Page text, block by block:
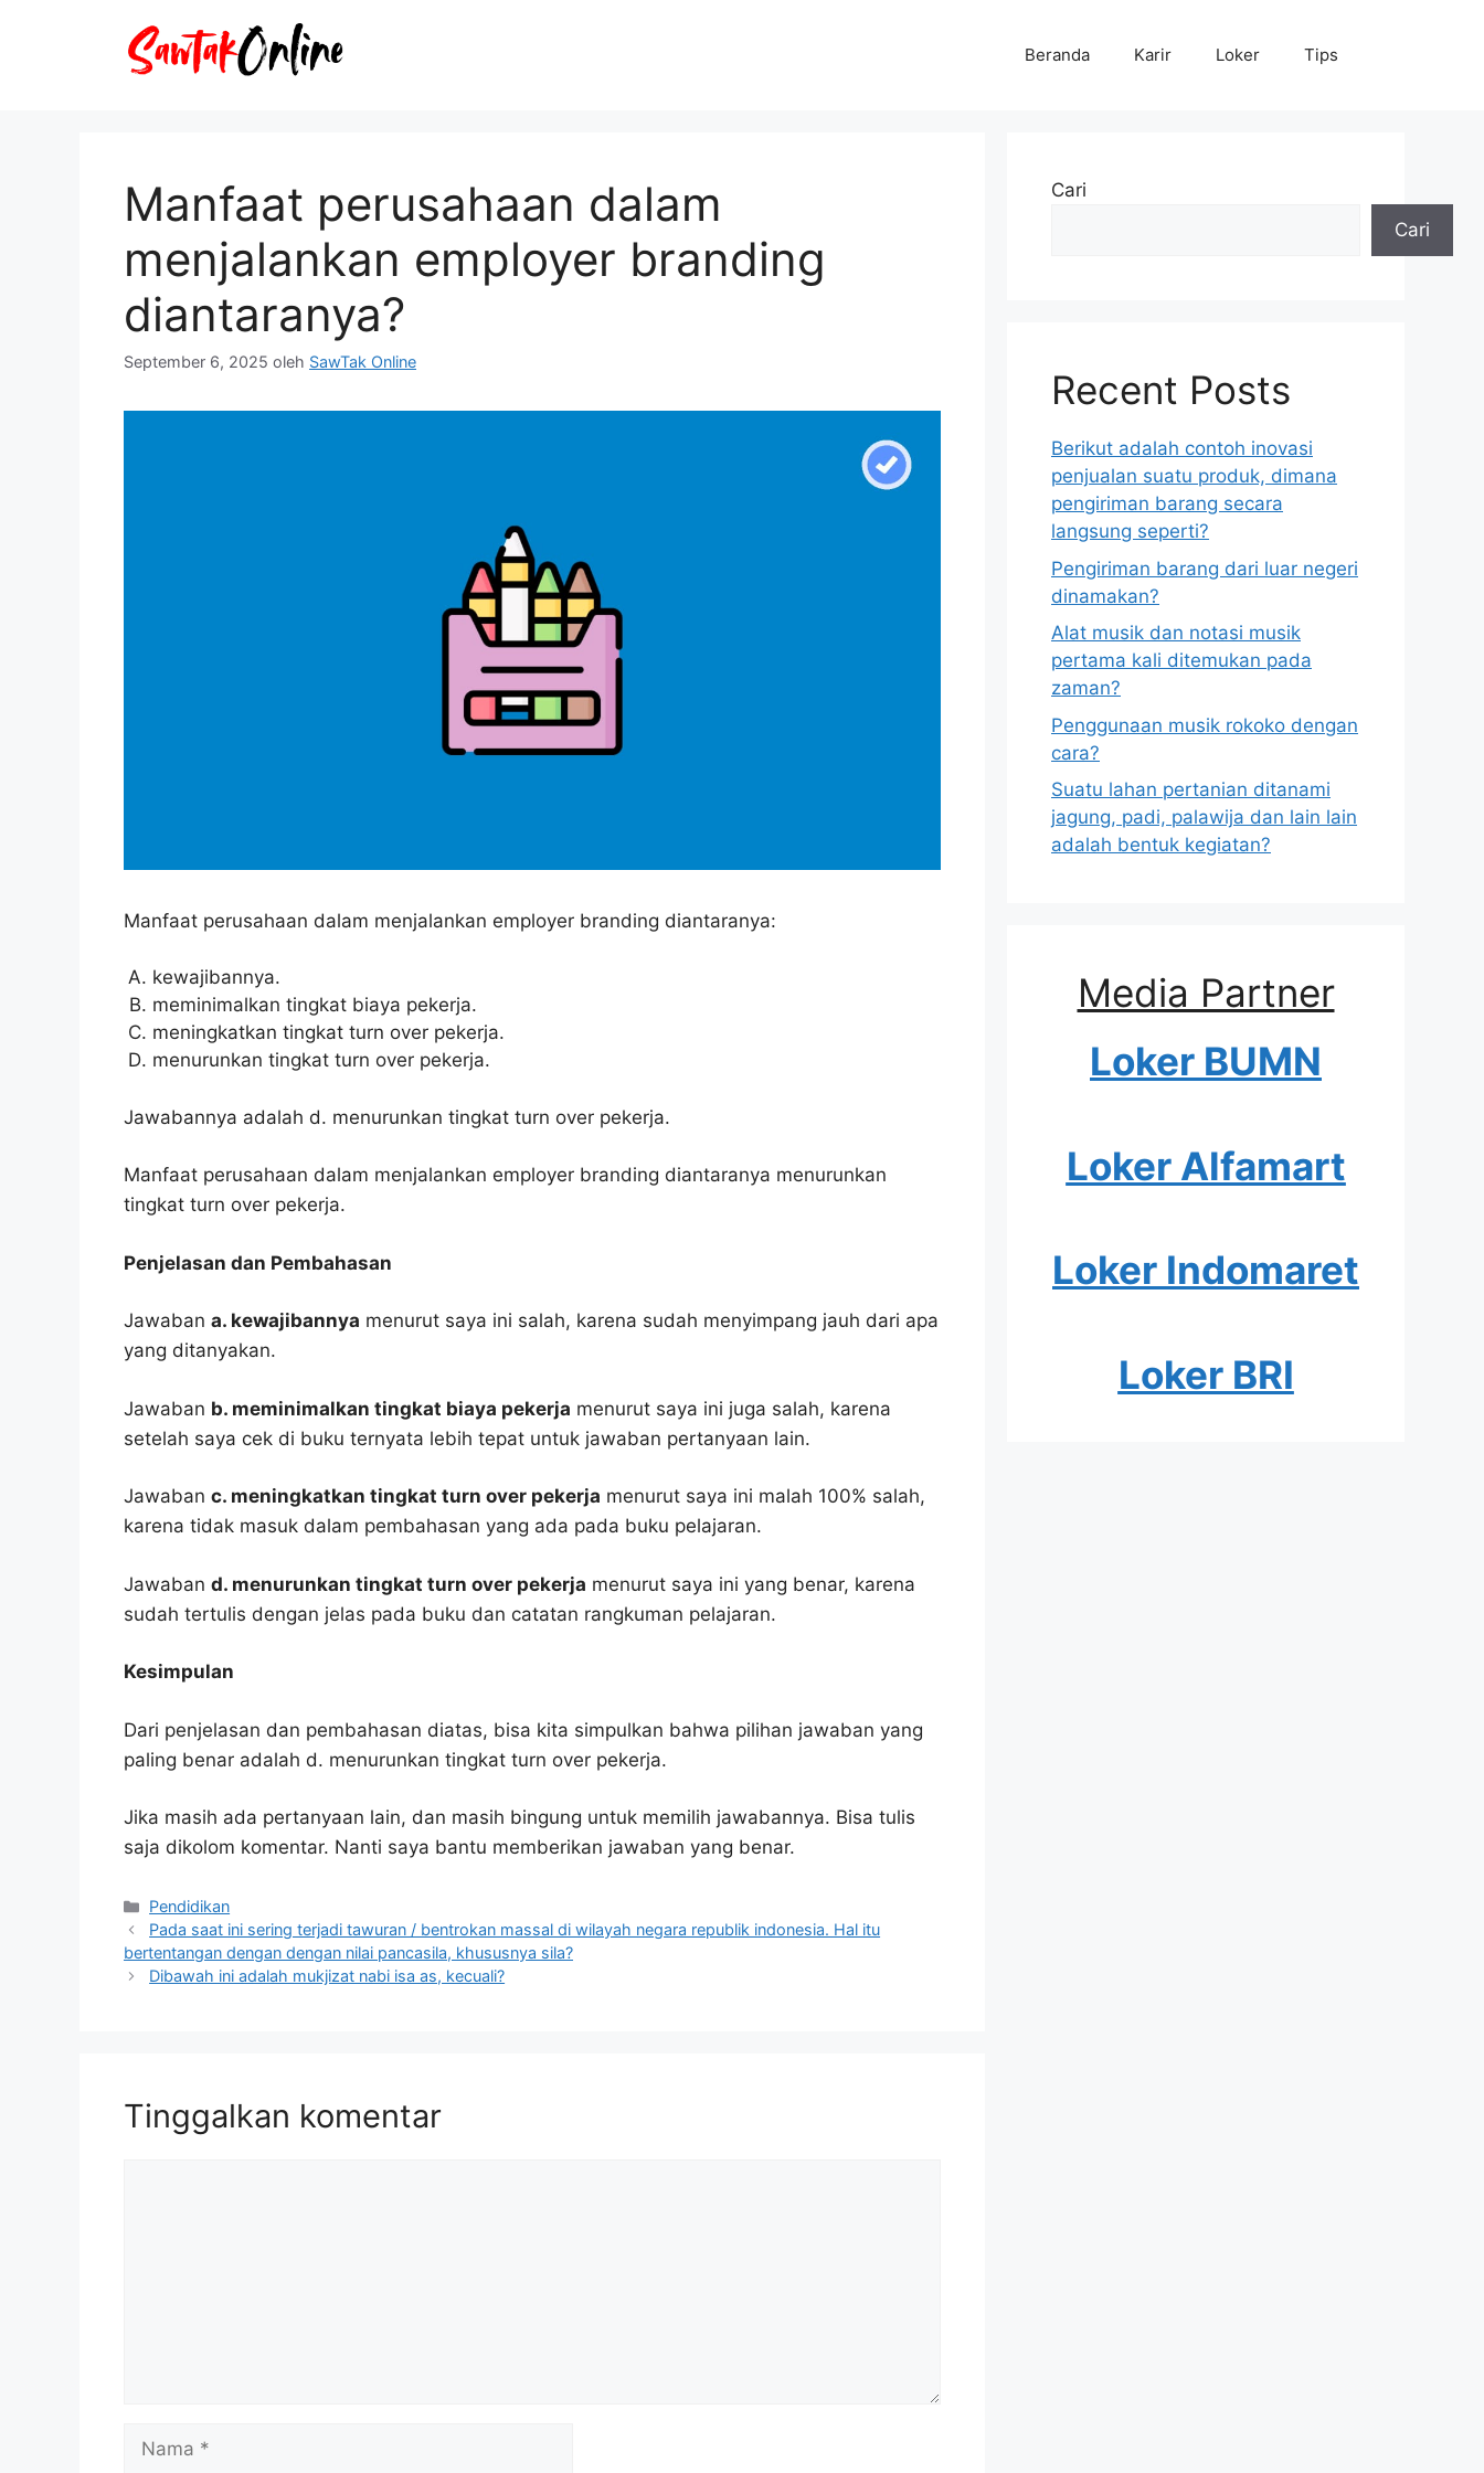
Beranda Karir Loker Tips
Manfaat perusahaan dalam
menjalankan employer branding
diantaranya?
September 6, 2025 oleh SawTak Online
Manfaat perusahaan dalam menjalankan employer branding diantaranya:
kewajibannya.
meminimalkan tingkat biaya pekerja.
meningkatkan tingkat turn over pekerja.
menurunkan tingkat turn over pekerja.
Jawabannya adalah d. menurunkan tingkat turn over pekerja.
Manfaat perusahaan dalam menjalankan employer branding diantaranya menurunkan
tingkat turn over pekerja.
Penjelasan dan Pembahasan
Jawaban a. kewajibannya menurut saya ini salah, karena sudah menyimpang jauh dari apa
yang ditanyakan.
Jawaban b. meminimalkan tingkat biaya pekerja menurut saya ini juga salah, karena
setelah saya cek di buku ternyata lebih tepat untuk jawaban pertanyaan lain.
Jawaban c. meningkatkan tingkat turn over pekerja menurut saya ini malah 100% salah,
karena tidak masuk dalam pembahasan yang ada pada buku pelajaran.
Jawaban d. menurunkan tingkat turn over pekerja menurut saya ini yang benar, karena
sudah tertulis dengan jelas pada buku dan catatan rangkuman pelajaran.
Kesimpulan
Dari penjelasan dan pembahasan diatas, bisa kita simpulkan bahwa pilihan jawaban yang
paling benar adalah d. menurunkan tingkat turn over pekerja.
Jika masih ada pertanyaan lain, dan masih bingung untuk memilih jawabannya. Bisa tulis
saja dikolom komentar. Nanti saya bantu memberikan jawaban yang benar.
Kategori
Pendidikan
Pada saat ini sering terjadi tawuran / bentrokan massal di wilayah negara republik indonesia. Hal itu
bertentangan dengan dengan nilai pancasila, khususnya sila?
Dibawah ini adalah mukjizat nabi isa as, kecuali?
Tinggalkan komentar
Nama
Cari
Cari
Recent Posts
Berikut adalah contoh inovasi
penjualan suatu produk, dimana
pengiriman barang secara
langsung seperti?
Pengiriman barang dari luar negeri
dinamakan?
Alat musik dan notasi musik
pertama kali ditemukan pada
zaman?
Penggunaan musik rokoko dengan
cara?
Suatu lahan pertanian ditanami
jagung, padi, palawija dan lain lain
adalah bentuk kegiatan?
Media Partner
Loker BUMN
Loker Alfamart
Loker Indomaret
Loker BRI